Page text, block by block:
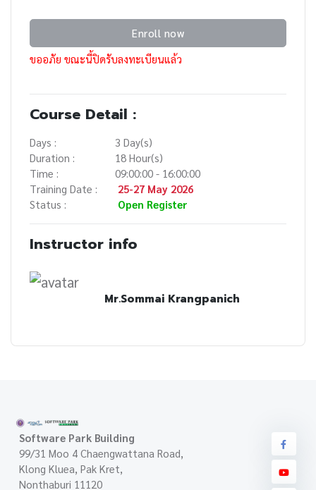
Enroll now
ขออภัย ขณะนี้ปิดรับลงทะเบียนแล้ว
Course Detail :
Days :
3 Day(s)
Duration :
18 Hour(s)
Time :
09:00:00 - 16:00:00
Training Date :
25-27 May 2026
Status :
Open Register
Instructor info
Mr.Sommai Krangpanich
Software Park Building
99/31 Moo 4 Chaengwattana Road,
Klong Kluea, Pak Kret,
Nonthaburi 11120